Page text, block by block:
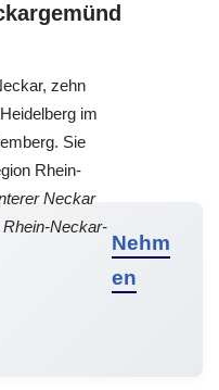
zehn
im
Sie
Rhein-
Neckar
Rhein-Neckar-
Nehm
en